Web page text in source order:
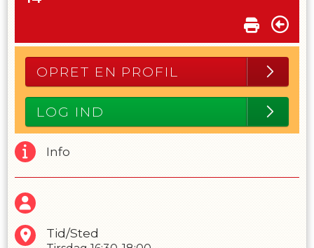
OPRET EN PROFIL
LOG IND
Info
Tid/Sted